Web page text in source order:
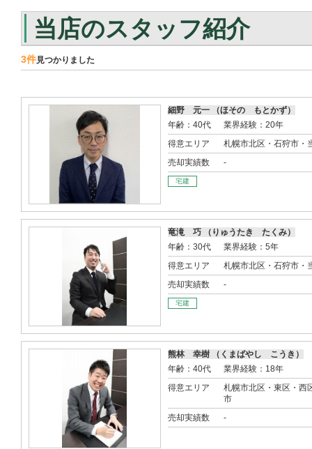
当店のスタッフ紹介
3件見つかりました
細野 元一 （ほその もとかず）
年齢：40代
業界経験：20年
得意エリア
札幌市北区・石狩市・
売却実績数
-
宅建
竜滝 巧 （りゅうたき たくみ）
年齢：30代
業界経験：5年
得意エリア
札幌市北区・石狩市・
売却実績数
-
宅建
熊林 幸樹 （くまばやし こうき）
年齢：40代
業界経験：18年
得意エリア
札幌市北区・東区・西
市
売却実績数
-